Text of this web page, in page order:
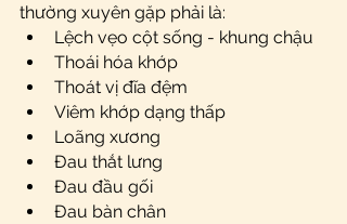
thường xuyên gặp phải là:
Lệch vẹo cột sống - khung chậu
Thoái hóa khớp
Thoát vị đĩa đệm
Viêm khớp dạng thấp
Loãng xương
Đau thắt lưng
Đau đầu gối
Đau bàn chân